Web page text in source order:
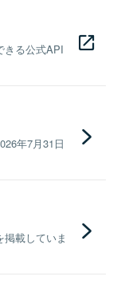
きる公式API
年7月31日
載していま